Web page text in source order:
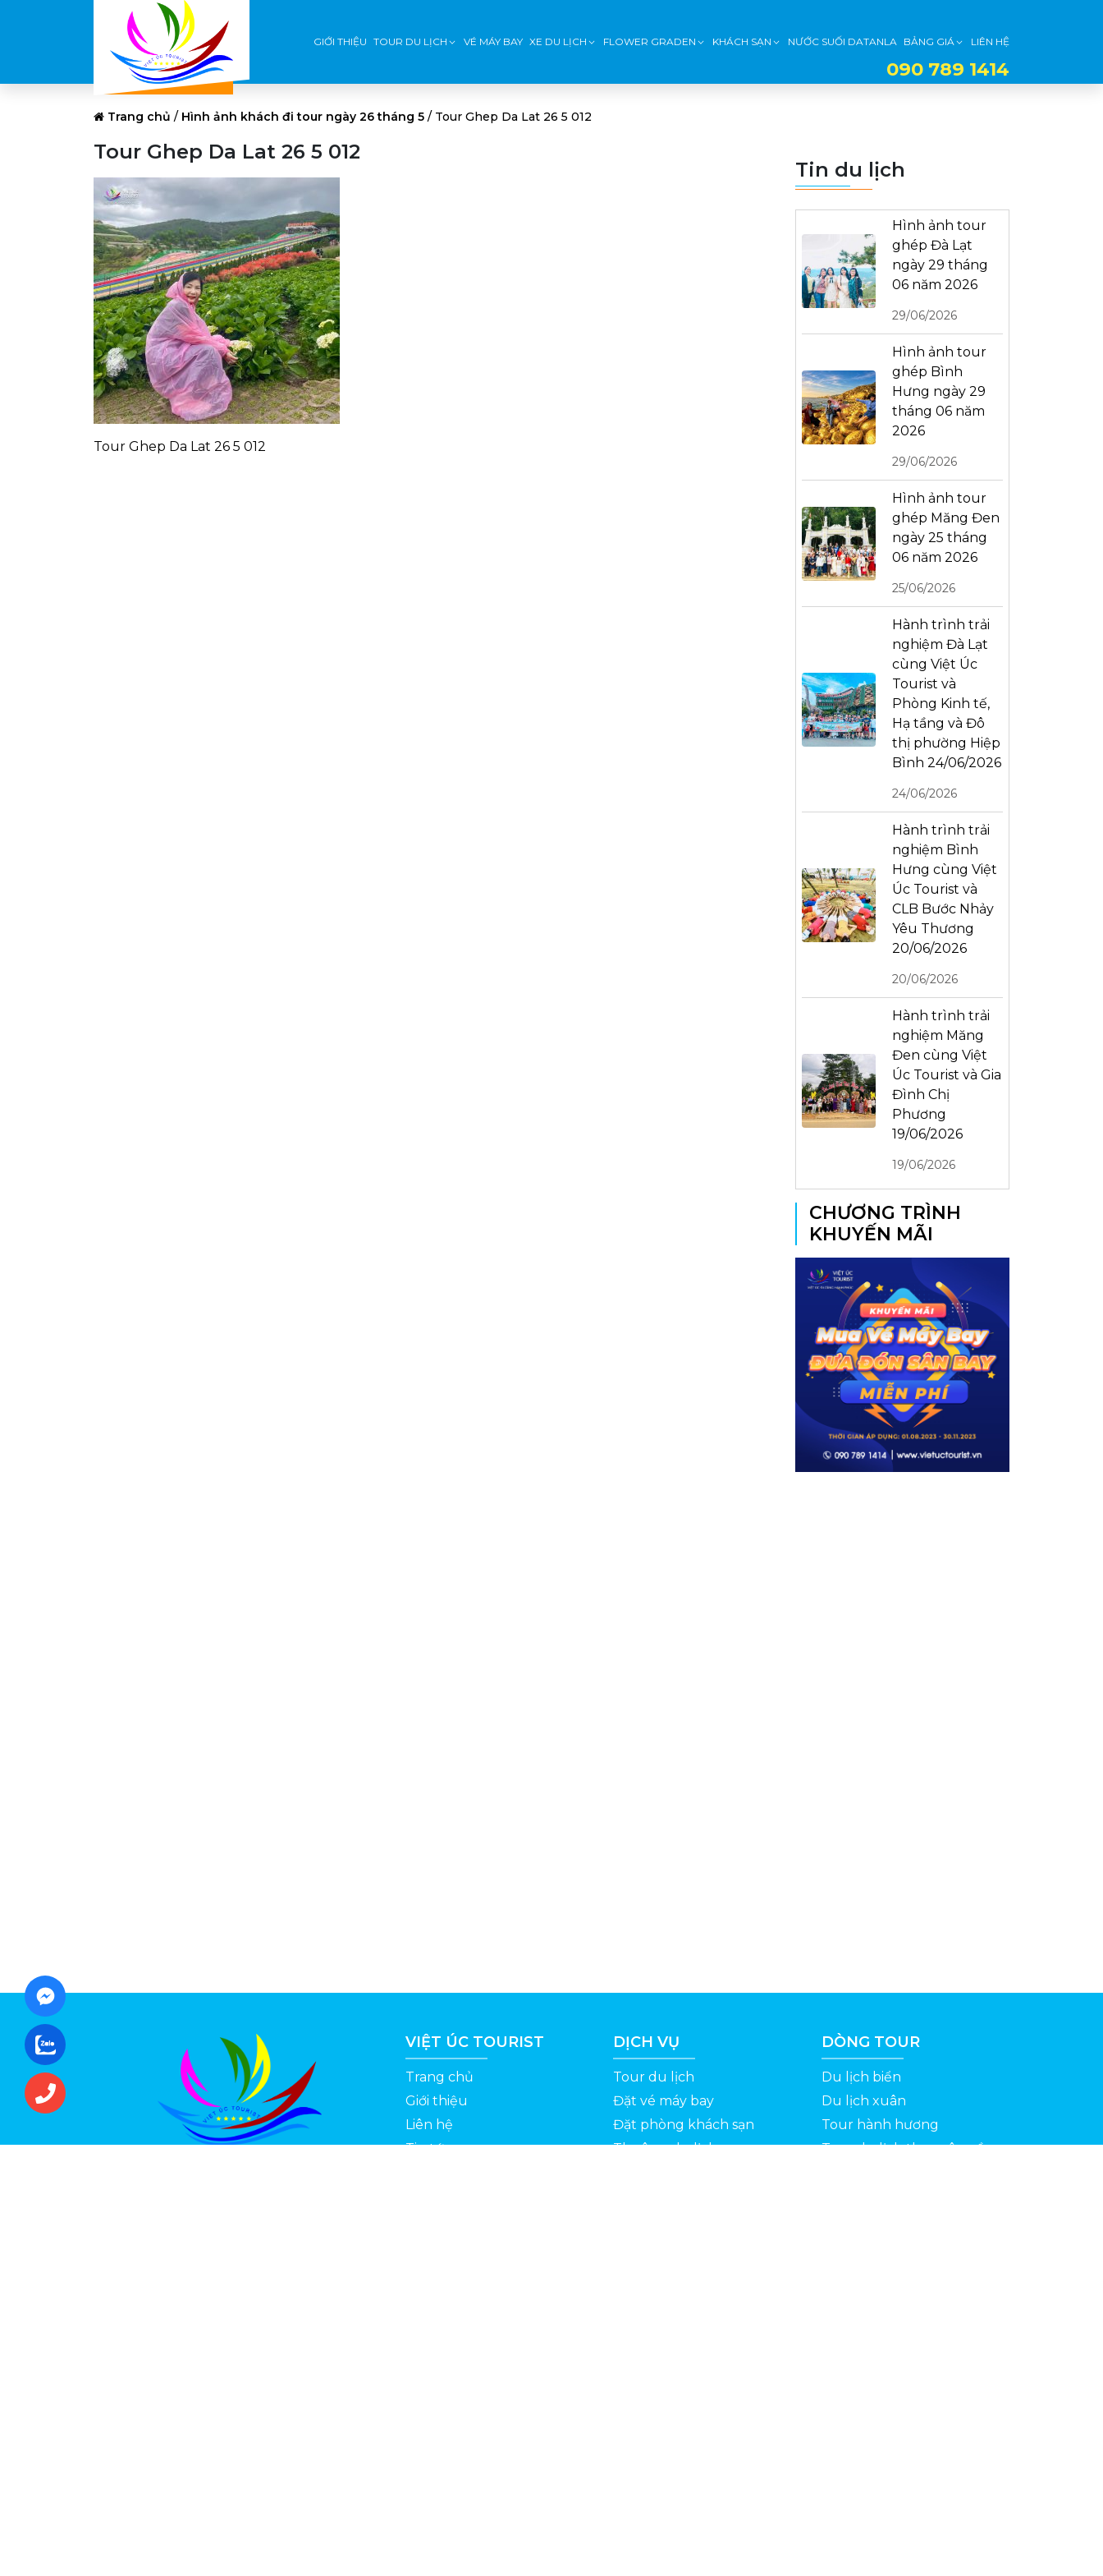
GIỚI THIỆU TOUR DU LỊCH VÉ MÁY BAY XE DU LỊCH FLOWER GRADEN KHÁCH SẠN NƯỚC SUỐI DATANLA BẢNG GIÁ LIÊN HỆ
090 789 1414
Trang chủ / Hình ảnh khách đi tour ngày 26 tháng 5 / Tour Ghep Da Lat 26 5 012
Tour Ghep Da Lat 26 5 012
Tour Ghep Da Lat 26 5 012
Tin du lịch
Hình ảnh tour
ghép Đà Lạt
ngày 29 tháng
06 năm 2026
29/06/2026
Hình ảnh tour
ghép Bình
Hưng ngày 29
tháng 06 năm
2026
29/06/2026
Hình ảnh tour
ghép Măng Đen
ngày 25 tháng
06 năm 2026
25/06/2026
Hành trình trải
nghiệm Đà Lạt
cùng Việt Úc
Tourist và
Phòng Kinh tế,
Hạ tầng và Đô
thị phường Hiệp
Bình 24/06/2026
24/06/2026
Hành trình trải
nghiệm Bình
Hưng cùng Việt
Úc Tourist và
CLB Bước Nhảy
Yêu Thương
20/06/2026
20/06/2026
Hành trình trải
nghiệm Măng
Đen cùng Việt
Úc Tourist và Gia
Đình Chị
Phương
19/06/2026
19/06/2026
CHƯƠNG TRÌNH
KHUYẾN MÃI
VIỆT ÚC TOURIST
Trang chủ
Giới thiệu
Liên hệ
Tin tức
DỊCH VỤ
Tour du lịch
Đặt vé máy bay
Đặt phòng khách sạn
Thuê xe du lịch
DÒNG TOUR
Du lịch biển
Du lịch xuân
Tour hành hương
Tour du lịch theo yêu cầu